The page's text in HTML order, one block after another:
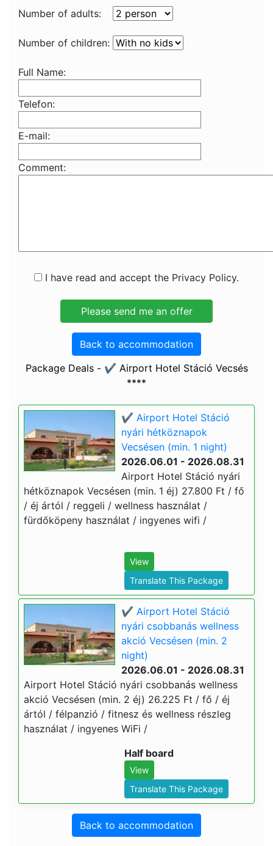
Number of adults:
Number of children:
Full Name:
Telefon:
E-mail:
Comment:
I have read and accept the Privacy Policy.
Back to accommodation
Package Deals - ✔️ Airport Hotel Stáció Vecsés
****
✔️ Airport Hotel Stáció
nyári hétköznapok
Vecsésen (min. 1 night)
2026.06.01 - 2026.08.31
Airport Hotel Stáció nyári
hétköznapok Vecsésen (min. 1 éj) 27.800 Ft / fő
/ éj ártól / reggeli / wellness használat /
fürdőköpeny használat / ingyenes wifi /
View
Translate This Package
✔️ Airport Hotel Stáció
nyári csobbanás wellness
akció Vecsésen (min. 2
night)
2026.06.01 - 2026.08.31
Airport Hotel Stáció nyári csobbanás wellness
akció Vecsésen (min. 2 éj) 26.225 Ft / fő / éj
ártól / félpanzió / fitnesz és wellness részleg
használat / ingyenes WiFi /
Half board
View
Translate This Package
Back to accommodation